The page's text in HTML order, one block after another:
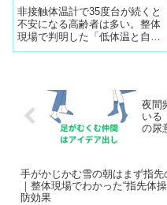
律神経の深い関係
非接触体温計で35度台が続くと
不安になる高齢者は多い。整体
現場で判明した「低体温と自律
神経の関係」、めまい・ふらつ
夜間
いる
の尿
手がかじかむ雪の朝はまず指先
｜整体現場でわかった“指先体
防効果